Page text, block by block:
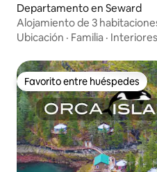
Departamento en Seward
Alojamiento de 3
Kenai y el puerto de Seward
Ubicación · Familia · Interiores
Favorito entre huéspedes
Favorito entre huéspedes